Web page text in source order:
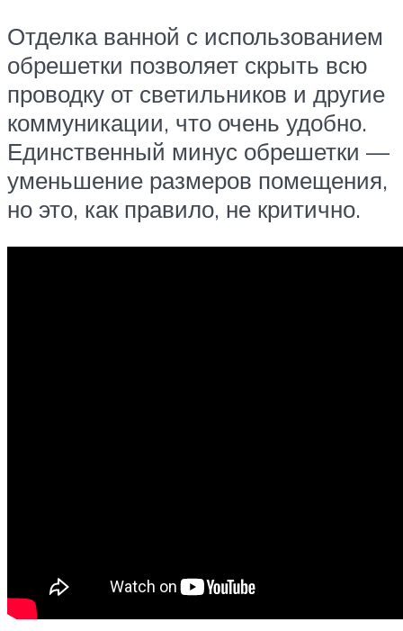
Отделка ванной с использованием
обрешетки позволяет скрыть всю
проводку от светильников и другие
коммуникации, что очень удобно.
Единственный минус обрешетки —
уменьшение размеров помещения,
но это, как правило, не критично.